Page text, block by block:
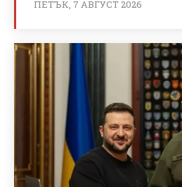
ПЕТЪК, 7 АВГУСТ 2026